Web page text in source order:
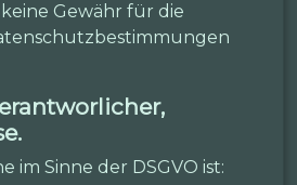
Gewähr für die
im Sinne der DSGVO ist: